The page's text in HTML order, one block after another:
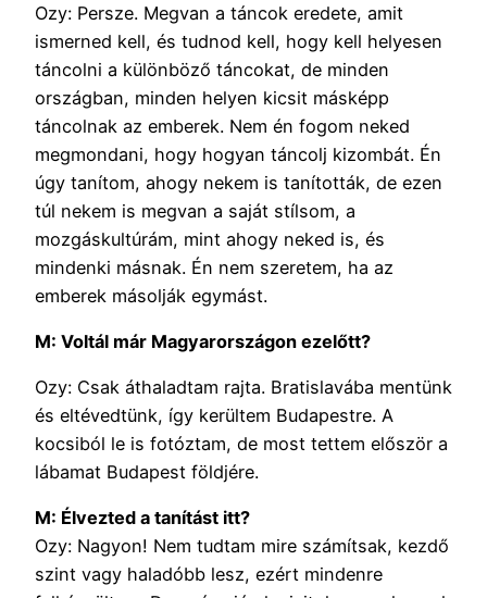
Ozy: Persze. Megvan a táncok eredete, amit
ismerned kell, és tudnod kell, hogy kell helyesen
táncolni a különböző táncokat, de minden
országban, minden helyen kicsit másképp
táncolnak az emberek. Nem én fogom neked
megmondani, hogy hogyan táncolj kizombát. Én
úgy tanítom, ahogy nekem is tanították, de ezen
túl nekem is megvan a saját stílsom, a
mozgáskultúrám, mint ahogy neked is, és
mindenki másnak. Én nem szeretem, ha az
emberek másolják egymást.
M: Voltál már Magyarországon ezelőtt?
Ozy: Csak áthaladtam rajta. Bratislavába mentünk
és eltévedtünk, így kerültem Budapestre. A
kocsiból le is fotóztam, de most tettem először a
lábamat Budapest földjére.
M: Élvezted a tanítást itt?
Ozy: Nagyon! Nem tudtam mire számítsak, kezdő
szint vagy haladóbb lesz, ezért mindenre